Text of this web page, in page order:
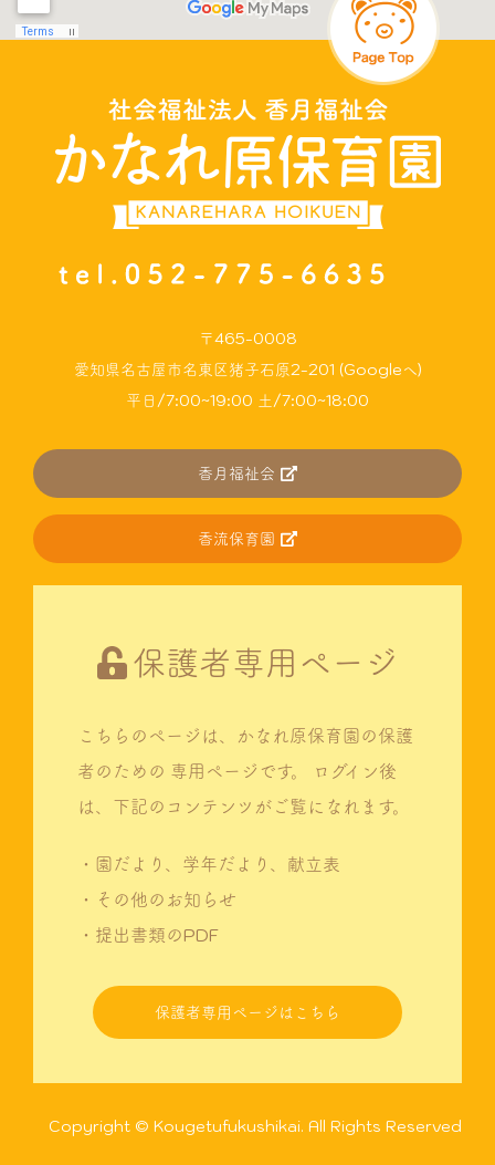
〒465-0008
愛知県名古屋市名東区猪子石原2-201 (Googleへ)
平日/7:00~19:00 土/7:00~18:00
香月福祉会
香流保育園
保護者専用ページ
こちらのページは、かなれ原保育園の保護
者のための 専用ページです。
ログイン後
は、下記のコンテンツがご覧になれます。
・園だより、学年だより、献立表
・その他のお知らせ
・提出書類のPDF
保護者専用ページはこちら
Copyright © Kougetufukushikai. All Rights Reserved